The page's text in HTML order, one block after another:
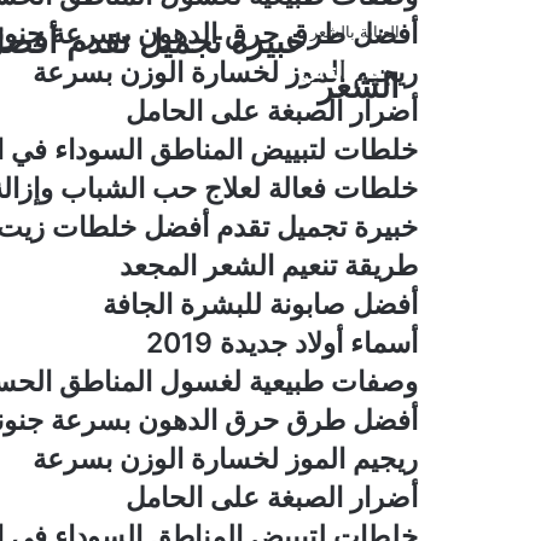
أقرأ التالي
العناية بالجسم والبشرة خلطات فعالة العناية بالشعر خبيرة تجميل تقدم
الشعر
صحتك اليوم طريقة تنعيم الشعر صحتك اليوم أفضل صابونة للبشرة صحتك اليوم أسماء أولاد جديدة 2019العناية بالجسم والبشرة وصفات طبيعية اخبار صحية أفضل طرق حرق الدهونصحتك اليوم ريجيم الموز لخسارة اخبار صحية أضرار الصبغة علىصحتك اليوم خلطات لتبييض
أفضل طرق حرق الدهون بسرعة
ريجيم الموز لخسارة الوزن بسرعة
أضرار الصبغة على الحامل
خلطات لتبييض المناطق السوداء
خلطات فعالة لعلاج حب الشباب وإزالة
خبيرة تجميل تقدم أفضل خلطات زيت
طريقة تنعيم الشعر المجعد
أفضل صابونة للبشرة الجافة
أسماء أولاد جديدة 2019
وصفات طبيعية لغسول المناطق
أفضل طرق حرق الدهون بسرعة
ريجيم الموز لخسارة الوزن بسرعة
أضرار الصبغة على الحامل